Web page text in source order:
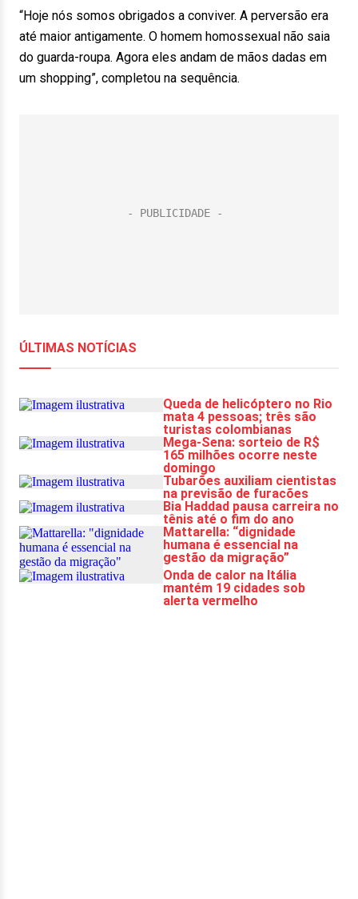
“Hoje nós somos obrigados a conviver. A perversão era
até maior antigamente. O homem homossexual não saia
do guarda-roupa. Agora eles andam de mãos dadas em
um shopping”, completou na sequência.